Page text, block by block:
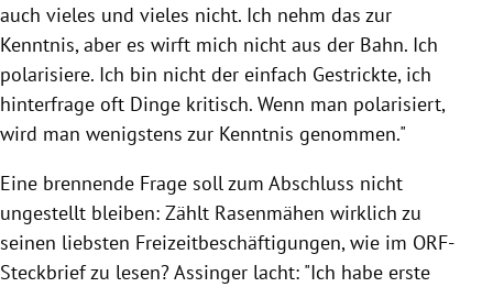
auch vieles und vieles nicht. Ich nehm das zur
Kenntnis, aber es wirft mich nicht aus der Bahn. Ich
polarisiere. Ich bin nicht der einfach Gestrickte, ich
hinterfrage oft Dinge kritisch. Wenn man polarisiert,
wird man wenigstens zur Kenntnis genommen."
Eine brennende Frage soll zum Abschluss nicht
ungestellt bleiben: Zählt Rasenmähen wirklich zu
seinen liebsten Freizeitbeschäftigungen, wie im ORF-
Steckbrief zu lesen? Assinger lacht: "Ich habe erste